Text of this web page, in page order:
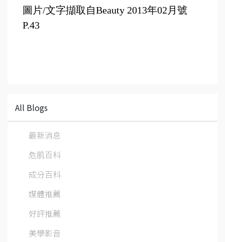
圖片/文字擷取自Beauty 2013年02月號
P.43
All Blogs
最新消息
危肌百科
成分百科
媒體推薦
好評推薦
美學影音